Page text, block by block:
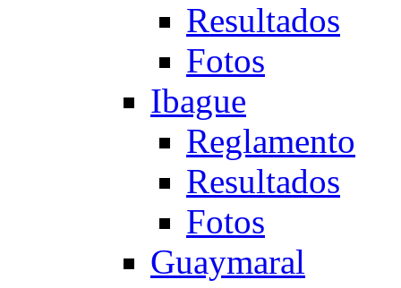
Resultados
Fotos
Ibague
Reglamento
Resultados
Fotos
Guaymaral